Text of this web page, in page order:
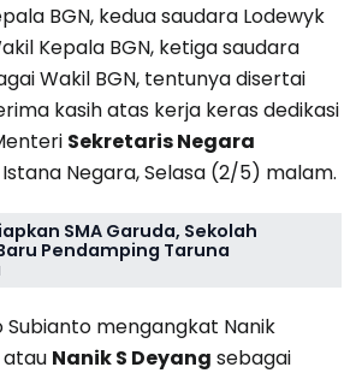
BGN, kedua saudara Lodewyk
Kepala BGN, ketiga saudara
Wakil BGN, tentunya disertai
kasih atas kerja keras dedikasi
Sekretaris Negara
Negara, Selasa (2/5) malam.
SMA Garuda, Sekolah
Pendamping Taruna
Subianto mengangkat Nanik
atau Nanik S Deyang sebagai